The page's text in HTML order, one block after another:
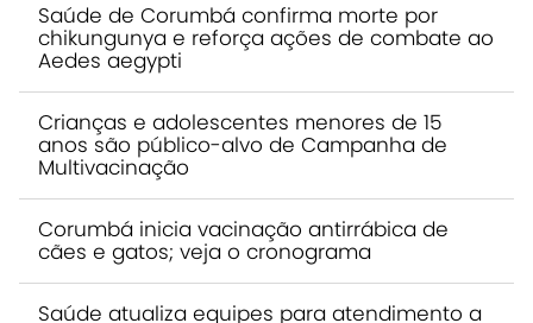
Saúde de Corumbá confirma morte por
chikungunya e reforça ações de combate ao
Aedes aegypti
Crianças e adolescentes menores de 15
anos são público-alvo de Campanha de
Multivacinação
Corumbá inicia vacinação antirrábica de
cães e gatos; veja o cronograma
Saúde atualiza equipes para atendimento a